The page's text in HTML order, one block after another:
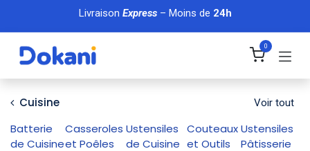
Se rendre au contenu
Livraison Express– Moins de 24h
0
Cuisine Voir tout
Batterie
de Cuisine
Casseroles
et Poêles
Ustensiles
de Cuisine
Couteaux
et Outils
Ustensiles
Pâtisserie